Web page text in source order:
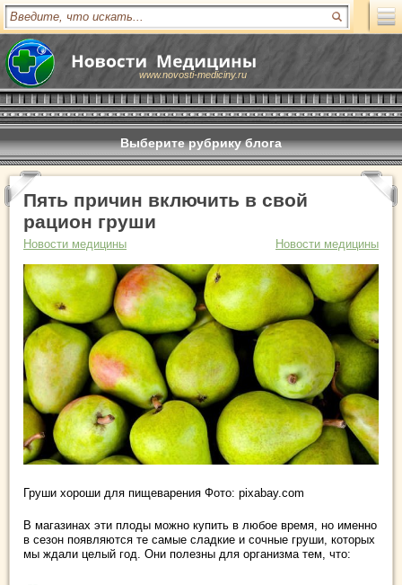
www.novosti-mediciny.ru
Выберите рубрику блога
Пять причин включить в свой
рацион груши
Новости медицины Новости медицины
Груши хороши для пищеварения Фото: pixabay.com
В магазинах эти плоды можно купить в любое время, но именно
в сезон появляются те самые сладкие и сочные груши, которых
мы ждали целый год. Они полезны для организма тем, что: